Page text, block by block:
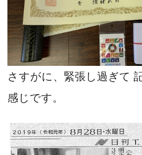
さすがに、緊張し過ぎて
感じです。